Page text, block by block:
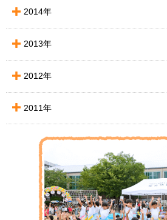
2014年
2013年
2012年
2011年